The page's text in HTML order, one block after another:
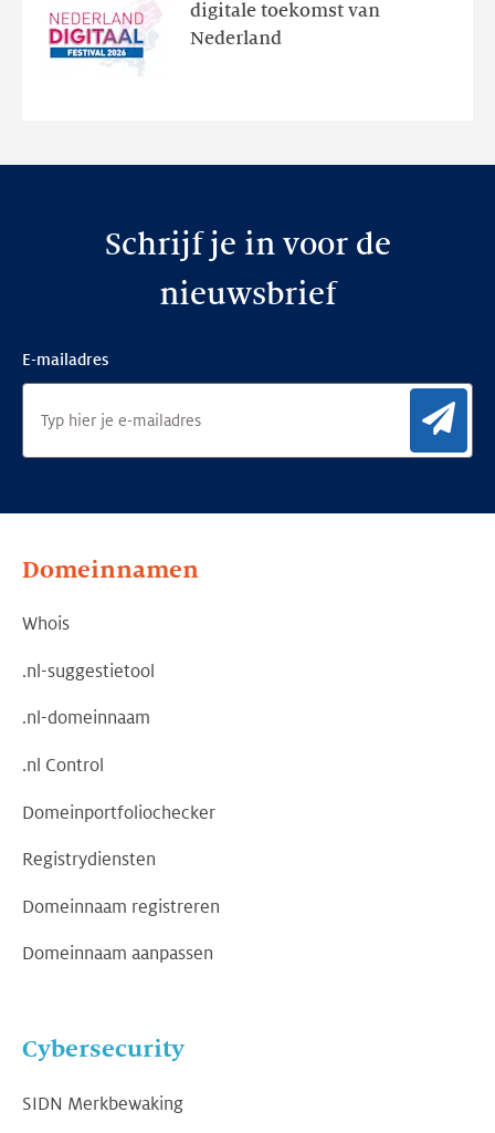
digitale toekomst van
Nederland
Schrijf je in voor de
nieuwsbrief
E-mailadres
Domeinnamen
Whois
.nl-suggestietool
.nl-domeinnaam
.nl Control
Domeinportfoliochecker
Registrydiensten
Domeinnaam registreren
Domeinnaam aanpassen
Cybersecurity
SIDN Merkbewaking